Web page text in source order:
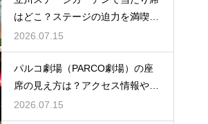
はどこ？ステージの迫力を満喫で
きるベストポジションを紹介
2026.07.15
パルコ劇場（PARCO劇場）の座
席の見え方は？アクセス情報や劇
場の特徴も徹底紹介
2026.07.15